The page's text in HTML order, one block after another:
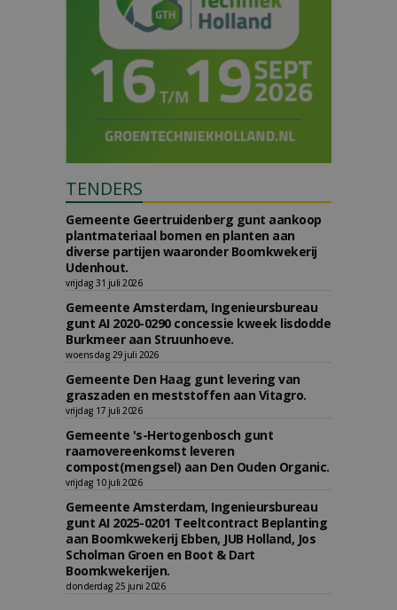
TENDERS
Gemeente Geertruidenberg gunt aankoop
plantmateriaal bomen en planten aan
diverse partijen waaronder Boomkwekerij
Udenhout.
vrijdag 31 juli 2026
Gemeente Amsterdam, Ingenieursbureau
gunt AI 2020-0290 concessie kweek lisdodde
Burkmeer aan Struunhoeve.
woensdag 29 juli 2026
Gemeente Den Haag gunt levering van
graszaden en meststoffen aan Vitagro.
vrijdag 17 juli 2026
Gemeente 's-Hertogenbosch gunt
raamovereenkomst leveren
compost(mengsel) aan Den Ouden Organic.
vrijdag 10 juli 2026
Gemeente Amsterdam, Ingenieursbureau
gunt AI 2025-0201 Teeltcontract Beplanting
aan Boomkwekerij Ebben, JUB Holland, Jos
Scholman Groen en Boot & Dart
Boomkwekerijen.
donderdag 25 juni 2026